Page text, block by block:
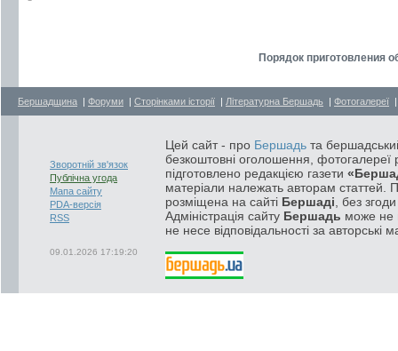
Порядок приготовления
Бершадщина | Форуми | Сторінками історії | Літературна Бершадь | Фотогалереї
Зворотній зв'язок
Публічна угода
Мапа сайту
PDA-версія
RSS
09.01.2026 17:19:20
Цей сайт - про Бершадь та
безкоштовні оголошення, фотогалереї
підготовлено редакцією газети
матеріали належать авторам статтей.
розміщена на сайті Бершаді , без
Адміністрація сайту Бершадь може не
не несе відповідальності за авторські